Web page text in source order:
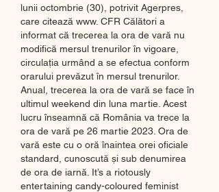
lunii octombrie (30), potrivit Agerpres,
care citează www. CFR Călători a
informat că trecerea la ora de vară nu
modifică mersul trenurilor în vigoare,
circulaţia urmând a se efectua conform
orarului prevăzut în mersul trenurilor.
Anual, trecerea la ora de vară se face în
ultimul weekend din luna martie. Acest
lucru înseamnă că România va trece la
ora de vară pe 26 martie 2023. Ora de
vară este cu o oră înaintea orei oficiale
standard, cunoscută și sub denumirea
de ora de iarnă. It’s a riotously
entertaining candy-coloured feminist